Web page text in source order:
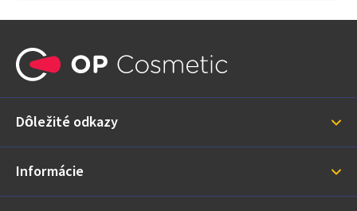
ä
i
Dôležité odkazy
Informácie